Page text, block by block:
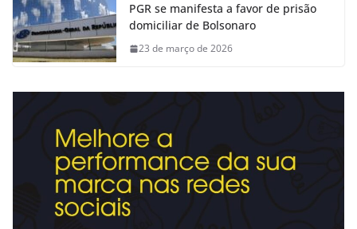
PGR se manifesta a favor de prisão
domiciliar de Bolsonaro
23 de março de 2026